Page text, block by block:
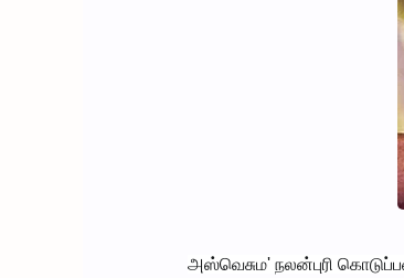
அஸ்வெசும' நலன்புரி